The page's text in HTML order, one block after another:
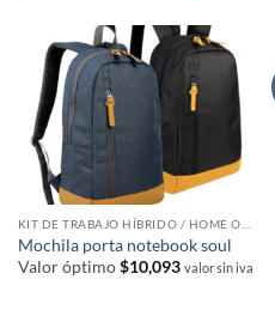
opciones
pueden
elegir
de
producto
Mochila porta notebook soul
Valor óptimo$10,093 valor sin iva